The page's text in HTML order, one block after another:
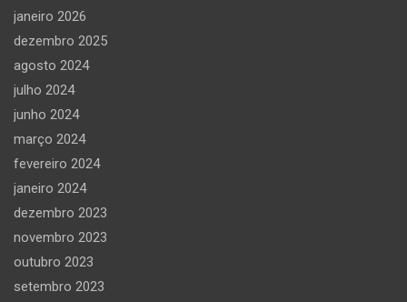
janeiro 2026
dezembro 2025
agosto 2024
julho 2024
junho 2024
março 2024
fevereiro 2024
janeiro 2024
dezembro 2023
novembro 2023
outubro 2023
setembro 2023